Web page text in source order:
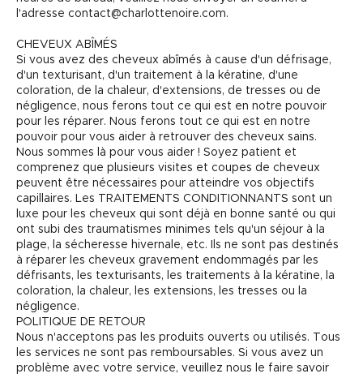
l'adresse contact@charlottenoire.com.
CHEVEUX ABÎMÉS
Si vous avez des cheveux abîmés à cause d'un défrisage,
d'un texturisant, d'un traitement à la kératine, d'une
coloration, de la chaleur, d'extensions, de tresses ou de
négligence, nous ferons tout ce qui est en notre pouvoir
pour les réparer. Nous ferons tout ce qui est en notre
pouvoir pour vous aider à retrouver des cheveux sains.
Nous sommes là pour vous aider ! Soyez patient et
comprenez que plusieurs visites et coupes de cheveux
peuvent être nécessaires pour atteindre vos objectifs
capillaires. Les TRAITEMENTS CONDITIONNANTS sont un
luxe pour les cheveux qui sont déjà en bonne santé ou qui
ont subi des traumatismes minimes tels qu'un séjour à la
plage, la sécheresse hivernale, etc. Ils ne sont pas destinés
à réparer les cheveux gravement endommagés par les
défrisants, les texturisants, les traitements à la kératine, la
coloration, la chaleur, les extensions, les tresses ou la
négligence.
POLITIQUE DE RETOUR
Nous n'acceptons pas les produits ouverts ou utilisés. Tous
les services ne sont pas remboursables. Si vous avez un
problème avec votre service, veuillez nous le faire savoir